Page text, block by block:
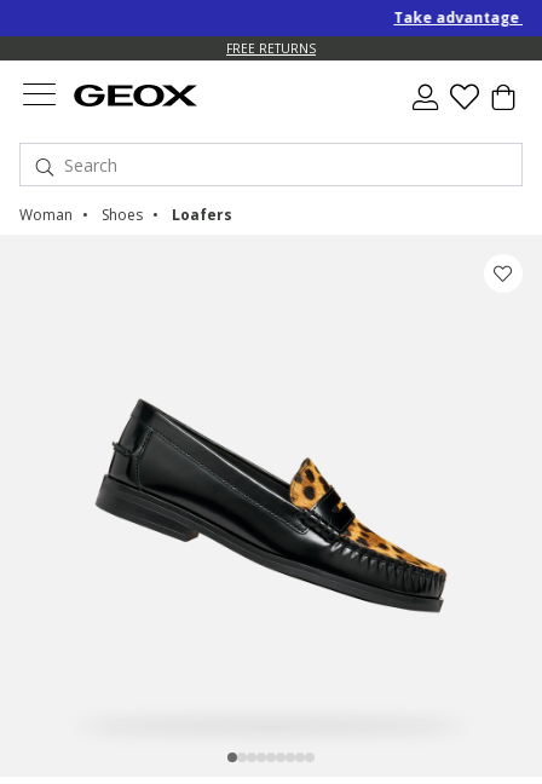
Take advantage of
FREE RETURNS
Woman Shoes Loafers